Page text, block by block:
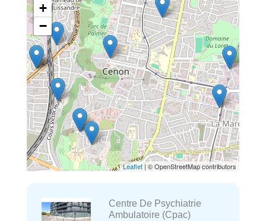
+
−
Leaflet| © OpenStreetMap contributors
Centre De Psychiatrie
Ambulatoire (Cpac)